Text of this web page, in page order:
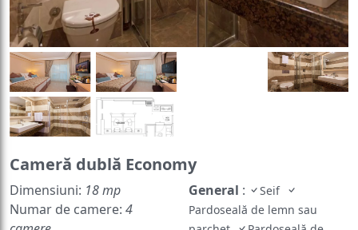
Cameră dublă Economy
Dimensiuni: 18 mp
Numar de camere: 4
General :
Seif
Pardoseală de lemn sau